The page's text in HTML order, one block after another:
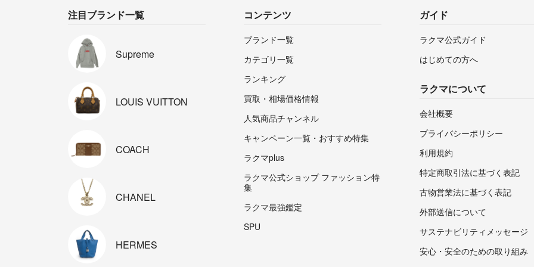
注目ブランド一覧
Supreme
LOUIS VUITTON
COACH
CHANEL
HERMES
コンテンツ
ブランド一覧
カテゴリ一覧
ランキング
買取・相場価格情報
人気商品チャンネル
キャンペーン一覧・おすすめ特集
ラクマplus
ラクマ公式ショップ ファッション特
集
ラクマ最強鑑定
SPU
ガイド
ラクマ公式ガイド
はじめての方へ
ラクマについて
会社概要
プライバシーポリシー
利用規約
特定商取引法に基づく表記
古物営業法に基づく表記
外部送信について
サステナビリティメッセージ
安心・安全のための取り組み